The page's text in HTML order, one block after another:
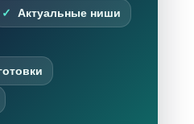
Актуальные ниши